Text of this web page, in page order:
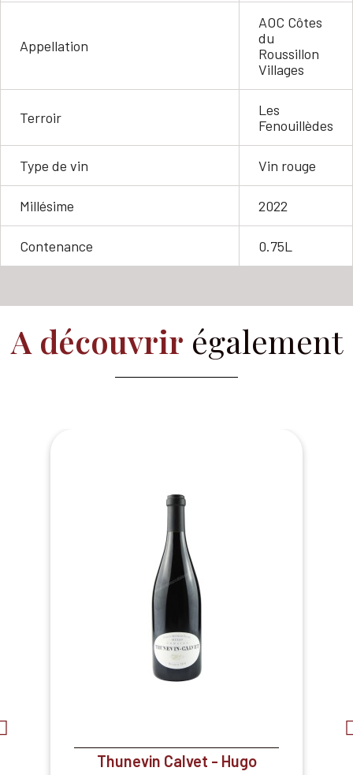
Appellation
AOC Côtes
du
Roussillon
Villages
Terroir
Les
Fenouillèdes
Type de vin Vin rouge
Millésime 2022
Contenance 0.75L
A découvrir également
Thunevin Calvet - Hugo